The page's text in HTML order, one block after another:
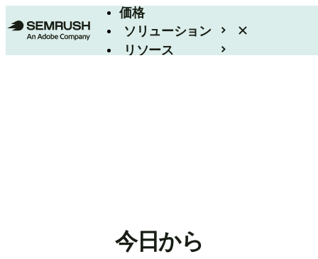
価格
ソリューション
リソース
今日から